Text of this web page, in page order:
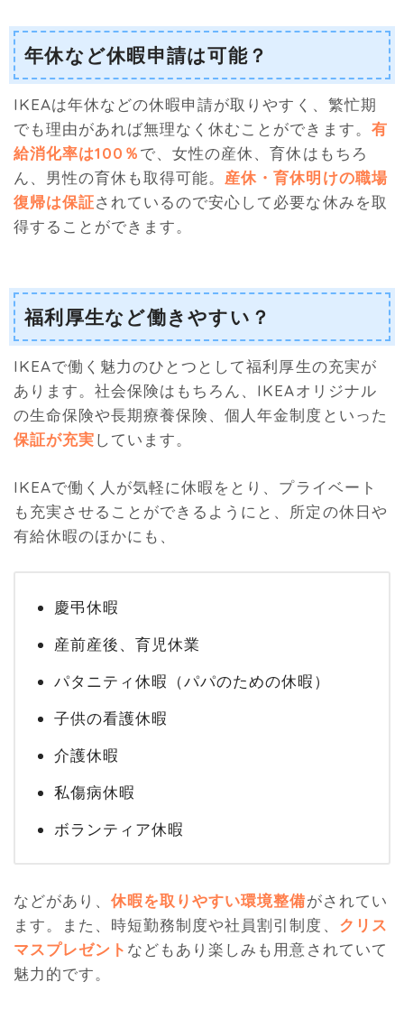
年休など休暇申請は可能？
IKEAは年休などの休暇申請が取りやすく、繁忙期
でも理由があれば無理なく休むことができます。 有
給消化率は100％で、女性の産休、育休はもちろ
ん、男性の育休も取得可能。 産休・育休明けの職場
復帰は保証されているので安心して必要な休みを取
得することができます。
福利厚生など働きやすい？
IKEAで働く魅力のひとつとして福利厚生の充実が
あります。社会保険はもちろん、IKEAオリジナル
の生命保険や長期療養保険、個人年金制度といった
保証が充実しています。
IKEAで働く人が気軽に休暇をとり、プライベート
も充実させることができるようにと、所定の休日や
有給休暇のほかにも、
慶弔休暇
産前産後、育児休業
パタニティ休暇（パパのための休暇）
子供の看護休暇
介護休暇
私傷病休暇
ボランティア休暇
などがあり、休暇を取りやすい環境整備がされてい
ます。また、時短勤務制度や社員割引制度、 クリス
マスプレゼント などもあり楽しみも用意されていて
魅力的です。